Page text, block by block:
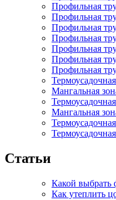
Профильная
Профильная
Профильная
Профильная
Профильная
Профильная
Профильная
Мангальная
Мангальная
Статьи
Какой выбрать
Как утеплить